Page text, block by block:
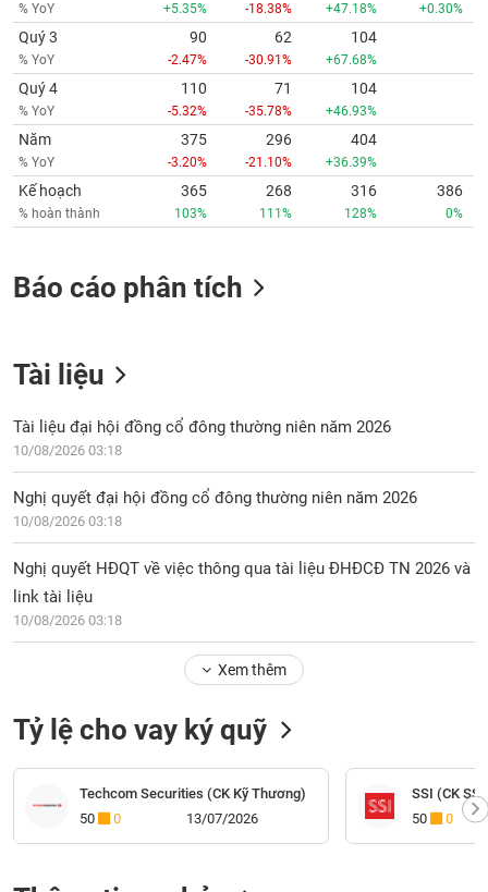
% YoY +5.35% -18.38% +47.18% +0.30%
Quý 3
% YoY
90
-2.47%
62
-30.91%
104
+67.68%
Quý 4
% YoY
110
-5.32%
71
-35.78%
104
+46.93%
Năm
% YoY
375
-3.20%
296
-21.10%
404
+36.39%
Kế hoạch
% hoàn thành
365
103%
268
111%
316
128%
386
0%
Báo cáo phân tích
Tài liệu
Tài liệu đại hội đồng cổ đông thường niên năm 2026
10/08/2026 03:18
Nghị quyết đại hội đồng cổ đông thường niên năm 2026
10/08/2026 03:18
Nghị quyết HĐQT về việc thông qua tài liệu ĐHĐCĐ TN 2026 và
link tài liệu
10/08/2026 03:18
Xem thêm
Tỷ lệ cho vay ký quỹ
Techcom Securities (CK Kỹ Thương)
50
0 13/07/2026
SSI (CK
50
0